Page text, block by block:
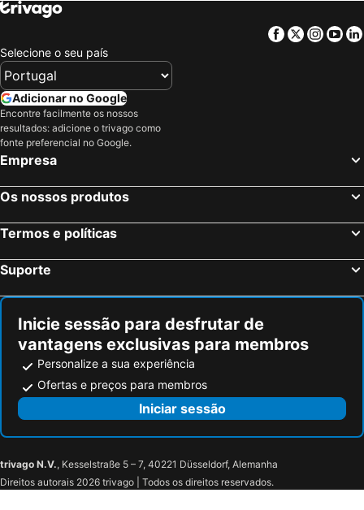
Facebook
Twitter
Selecione o seu país
Adicionar no Google
Encontre facilmente os nossos
resultados: adicione o trivago como
fonte preferencial no Google.
Empresa
Os nossos produtos
Termos e políticas
Suporte
Inicie sessão para desfrutar de
vantagens exclusivas para membros
Personalize a sua experiência
Ofertas e preços para membros
Iniciar sessão
trivago N.V., Kesselstraße 5 – 7, 40221 Düsseldorf, Alemanha
Direitos autorais 2026 trivago | Todos os direitos reservados.